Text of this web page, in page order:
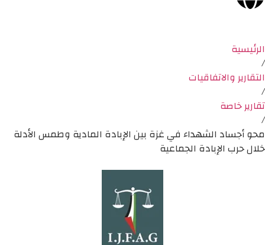
الرئيسية
/
التقارير والاتفاقيات
/
تقارير خاصة
/
محو أجساد الشهداء في غزة بين الإبادة المادية وطمس الأدلة
خلال حرب الإبادة الجماعية